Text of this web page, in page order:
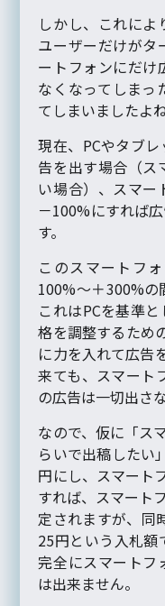
しかし、これによ
ユーザーだけがタ
ートフォンにだけ
なくなってしまっ
てしまいましたよね
現在、PCやタブ
告を出す場合（ス
い場合）、スマー
－100%にすれば
す。
このスマートフ
100%～＋300%の
これはPCを基準
格を調整するため
に力を入れて広告
来ても、スマート
の広告は一切出さ
なので、仮に「ス
らいで出稿したい
円にし、スマート
すれば、スマート
定されますが、同
25円という入札額
完全にスマートフ
は出来ません。